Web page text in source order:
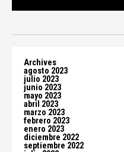
Archives
agosto 2023
julio 2023
junio 2023
mayo 2023
abril 2023
marzo 2023
febrero 2023
enero 2023
diciembre 2022
septiembre 2022